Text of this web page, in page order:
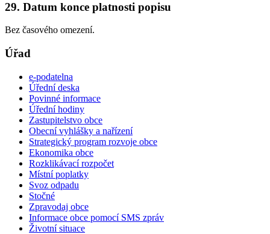
29. Datum konce platnosti popisu
Bez časového omezení.
Úřad
e-podatelna
Úřední deska
Povinné informace
Úřední hodiny
Zastupitelstvo obce
Obecní vyhlášky a nařízení
Strategický program rozvoje obce
Ekonomika obce
Rozklikávací rozpočet
Místní poplatky
Svoz odpadu
Stočné
Zpravodaj obce
Informace obce pomocí SMS zpráv
Životní situace